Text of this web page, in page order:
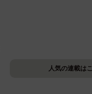
人気の連載は